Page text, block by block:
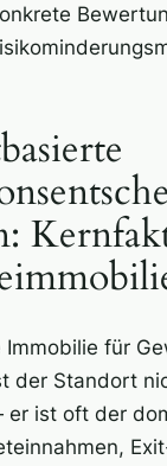
Immobilie für
der Standort
ist oft der